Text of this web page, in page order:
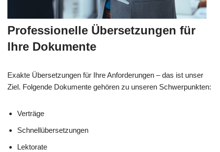
Professionelle Übersetzungen für
Ihre Dokumente
Exakte Übersetzungen für Ihre Anforderungen – das ist unser
Ziel. Folgende Dokumente gehören zu unseren Schwerpunkten:
Verträge
Schnellübersetzungen
Lektorate